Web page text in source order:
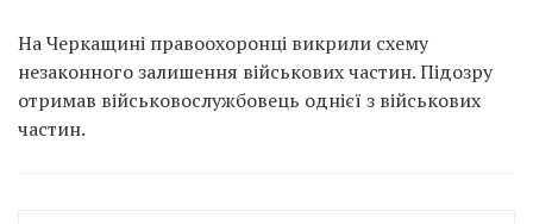
На Черкащині правоохоронці викрили схему
незаконного залишення військових частин. Підозру
отримав військовослужбовець однієї з військових
частин.